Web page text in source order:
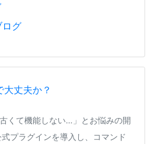
ログ
丈夫か？
くて機能しない…」とお悩みの開
プラグインを導入し、コマンド